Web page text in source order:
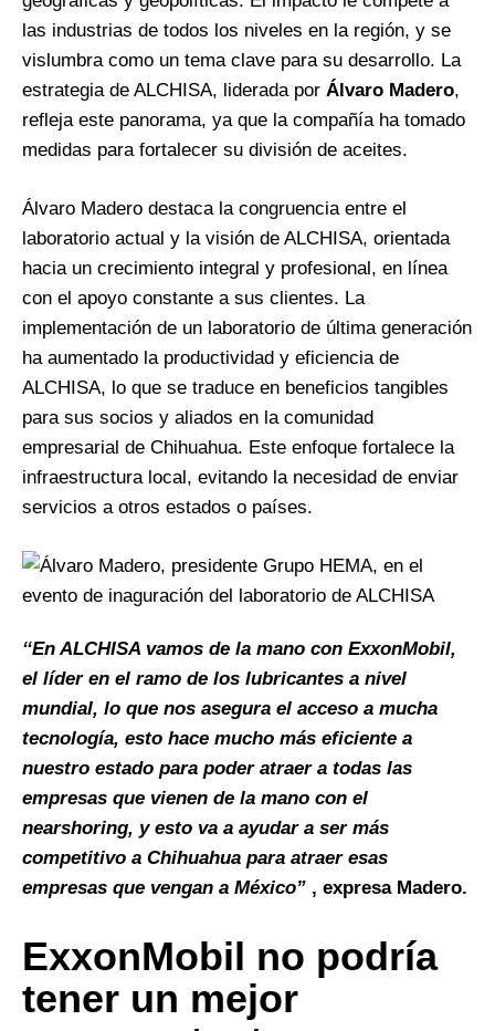
las industrias de todos los niveles en la región, y se
vislumbra como un tema clave para su desarrollo. La
estrategia de ALCHISA, liderada por Álvaro Madero,
refleja este panorama, ya que la compañía ha tomado
medidas para fortalecer su división de aceites.
Álvaro Madero destaca la congruencia entre el
laboratorio actual y la visión de ALCHISA, orientada
hacia un crecimiento integral y profesional, en línea
con el apoyo constante a sus clientes. La
implementación de un laboratorio de última generación
ha aumentado la productividad y eficiencia de
ALCHISA, lo que se traduce en beneficios tangibles
para sus socios y aliados en la comunidad
empresarial de Chihuahua. Este enfoque fortalece la
infraestructura local, evitando la necesidad de enviar
servicios a otros estados o países.
‘‘En ALCHISA vamos de la mano con ExxonMobil,
el líder en el ramo de los lubricantes a nivel
mundial, lo que nos asegura el acceso a mucha
tecnología, esto hace mucho más eficiente a
nuestro estado para poder atraer a todas las
empresas que vienen de la mano con el
nearshoring, y esto va a ayudar a ser más
competitivo a Chihuahua para atraer esas
empresas que vengan a México” , expresa Madero.
ExxonMobil no podría
tener un mejor